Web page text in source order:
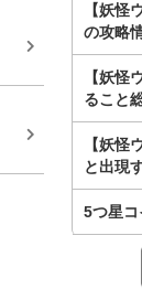
【妖怪
の攻略
【妖怪
ること
【妖怪
と出現
5つ星